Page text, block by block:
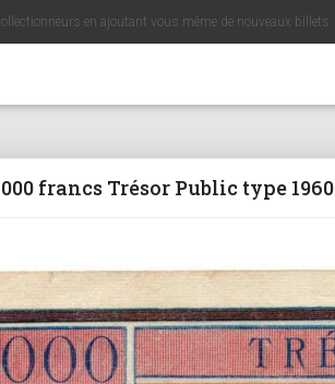
en ajoutant vous même de nouveaux billets
francs Trésor Public type 1960